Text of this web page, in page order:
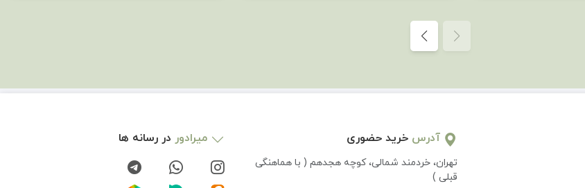
آدرس خرید حضوری
تهران، خردمند شمالی، کوچه هجدهم ( با هماهنگی
قبلی )
میرادور در رسانه ها